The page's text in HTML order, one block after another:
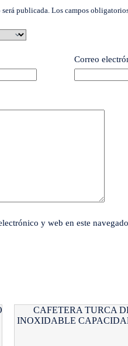
publicada. Los campos
Correo
y web en este